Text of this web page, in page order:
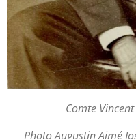
Comte
Photo Augustin Aimé